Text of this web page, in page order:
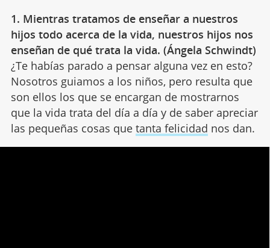
1. Mientras tratamos de enseñar a nuestros
hijos todo acerca de la vida, nuestros hijos nos
enseñan de qué trata la vida. (Ángela Schwindt)
¿Te habías parado a pensar alguna vez en esto?
Nosotros guiamos a los niños, pero resulta que
son ellos los que se encargan de mostrarnos
que la vida trata del día a día y de saber apreciar
las pequeñas cosas que tanta felicidad nos dan.